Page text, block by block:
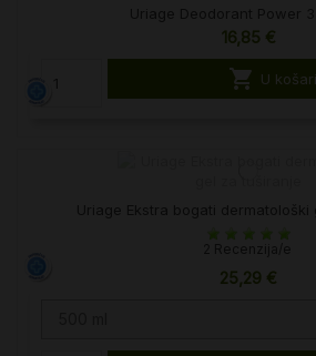
16,85 €
 U
25,29 €